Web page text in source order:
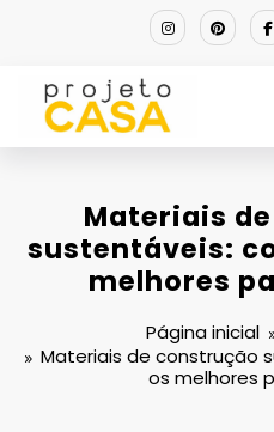
Materiais
sustentáveis:
melhores
Página inicial
Materiais de construção
os melhores